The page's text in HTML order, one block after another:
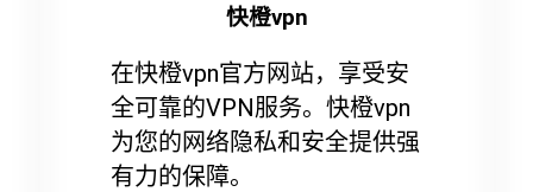
快橙vpn
在快橙vpn官方网站，享受安
全可靠的VPN服务。快橙vpn
为您的网络隐私和安全提供强
有力的保障。